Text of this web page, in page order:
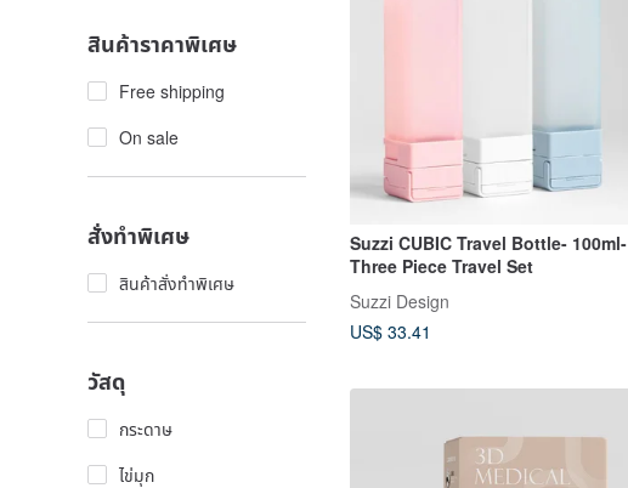
สินค้าราคาพิเศษ
Free shipping
On sale
สั่งทำพิเศษ
สินค้าสั่งทำพิเศษ
วัสดุ
กระดาษ
ไข่มุก
Suzzi CUBIC Travel Bottle- 100ml-
Three Piece Travel Set
Suzzi Design
US$ 33.41